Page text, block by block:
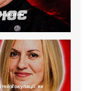
України
з окупації: як